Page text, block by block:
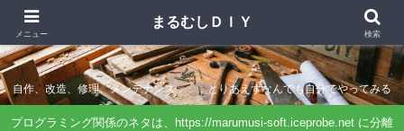
まるむしＤＩＹ
自作、改造、修理、メンテナンス．．．とりあえずなんでも自分でやってみる
プログラミング関係のネタは、https://marumusi-soft.iceprobe.net に分離
メニュー
まるむしＤＩＹ
検索